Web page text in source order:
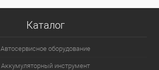
Каталог
Автосервисное оборудование
Аккумуляторный инструмент